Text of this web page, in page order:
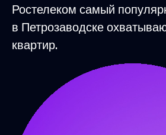
Ростелеком самый
в Петрозаводске
квартир.